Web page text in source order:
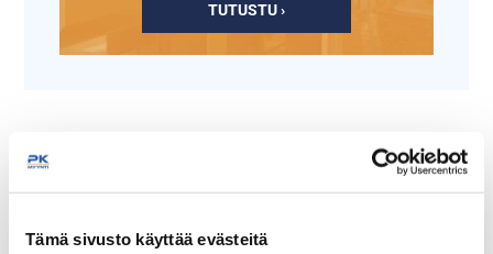
Tämä sivusto käyttää evästeitä
TUTUSTU ›